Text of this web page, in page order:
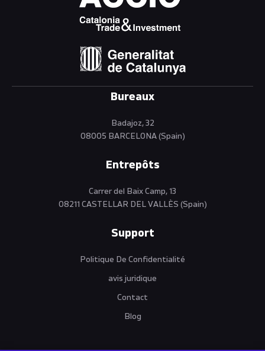
Bureaux
Badajoz, 32
08005 BARCELONA (Spain)
Entrepôts
Carrer del Baix Camp, 13
08211 CASTELLAR DEL VALLÈS (Spain)
Support
Politique De Confidentialité
avis juridique
Contact
Blog